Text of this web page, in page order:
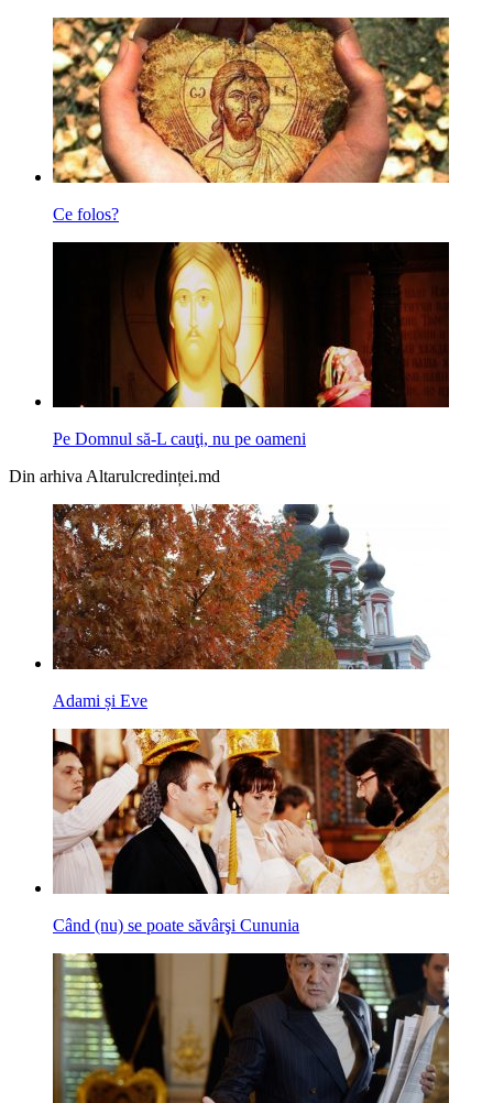
Ce folos?
Pe Domnul să-L cauţi, nu pe oameni
Din arhiva Altarulcredinței.md
Adami și Eve
Când (nu) se poate săvârşi Cununia